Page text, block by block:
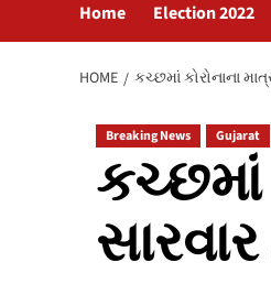
Home Election 2022
HOME કચ્છમાં કોરોનાના
Breaking News Gujarat
કચ્છમાં